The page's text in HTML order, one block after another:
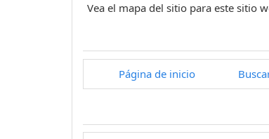
Vea el mapa del sitio para este sitio
Página de inicio